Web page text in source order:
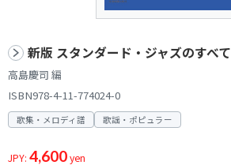
新版 スタンダード・ジャズのすべ
高島慶司 編
ISBN978-4-11-774024-0
歌集・メロディ譜 歌謡・ポピュラー
JPY: 4,600yen